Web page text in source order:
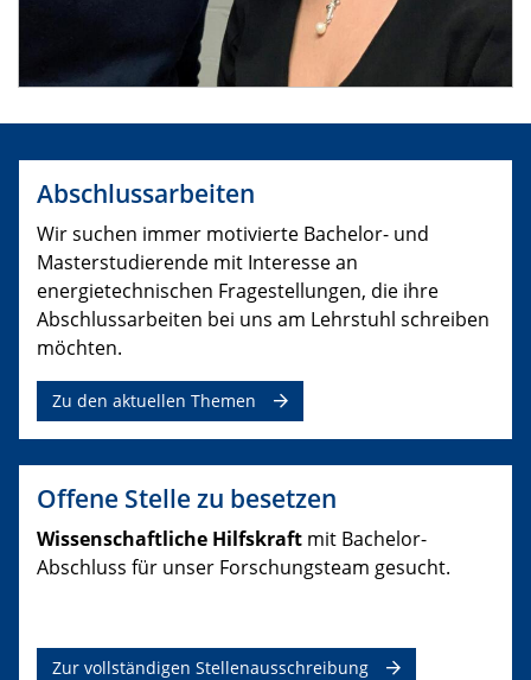
Abschlussarbeiten
Wir suchen immer motivierte Bachelor- und
Masterstudierende mit Interesse an
energietechnischen Fragestellungen, die ihre
Abschlussarbeiten bei uns am Lehrstuhl schreiben
möchten.
Zu den aktuellen Themen
Offene Stelle zu besetzen
Wissenschaftliche Hilfskraft mit Bachelor-
Abschluss für unser Forschungsteam gesucht.
Zur vollständigen Stellenausschreibung